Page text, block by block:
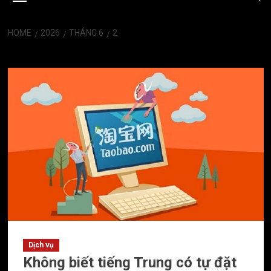
HOME 2026 THÁNG 6 2
Dịch vụ
Không biết tiếng Trung có tự đặt